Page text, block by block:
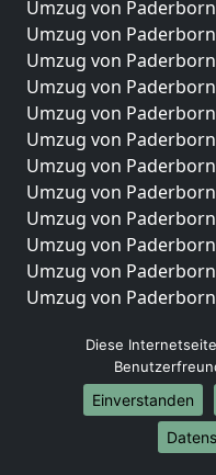
Umzug von
Umzug von
Umzug von
Umzug von
Umzug von
Umzug von
Umzug von
Umzug von
Umzug von
Umzug von
Umzug von
Umzug von
Umzüge-
Umzug von
Umzug von
Umzug von
Umzug von
Diese
Einverstanden